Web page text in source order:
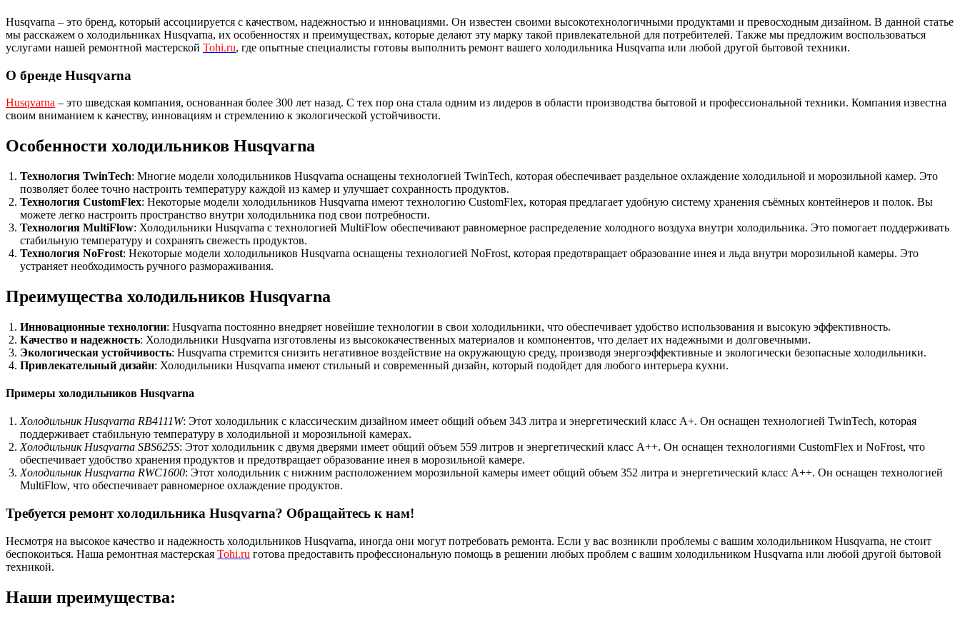
Husqvarna – это бренд, который ассоциируется с качеством, надежностью и инновациями. Он известен своими высокотехнологичными продуктами и превосходным дизайном. В данной статье
мы расскажем о холодильниках Husqvarna, их особенностях и преимуществах, которые делают эту марку такой привлекательной для потребителей. Также мы предложим воспользоваться
услугами нашей ремонтной мастерской Tohi.ru, где опытные специалисты готовы выполнить ремонт вашего холодильника Husqvarna или любой другой бытовой техники.
О бренде Husqvarna
Husqvarna – это шведская компания, основанная более 300 лет назад. С тех пор она стала одним из лидеров в области производства бытовой и профессиональной техники. Компания известна
своим вниманием к качеству, инновациям и стремлению к экологической устойчивости.
Особенности холодильников Husqvarna
Технология TwinTech: Многие модели холодильников Husqvarna оснащены технологией TwinTech, которая обеспечивает раздельное охлаждение холодильной и морозильной камер. Это
позволяет более точно настроить температуру каждой из камер и улучшает сохранность продуктов.
Технология CustomFlex: Некоторые модели холодильников Husqvarna имеют технологию CustomFlex, которая предлагает удобную систему хранения съёмных контейнеров и полок. Вы
можете легко настроить пространство внутри холодильника под свои потребности.
Технология MultiFlow: Холодильники Husqvarna с технологией MultiFlow обеспечивают равномерное распределение холодного воздуха внутри холодильника. Это помогает поддерживать
стабильную температуру и сохранять свежесть продуктов.
Технология NoFrost: Некоторые модели холодильников Husqvarna оснащены технологией NoFrost, которая предотвращает образование инея и льда внутри морозильной камеры. Это
устраняет необходимость ручного размораживания.
Преимущества холодильников Husqvarna
Инновационные технологии: Husqvarna постоянно внедряет новейшие технологии в свои холодильники, что обеспечивает удобство использования и высокую эффективность.
Качество и надежность: Холодильники Husqvarna изготовлены из высококачественных материалов и компонентов, что делает их надежными и долговечными.
Экологическая устойчивость: Husqvarna стремится снизить негативное воздействие на окружающую среду, производя энергоэффективные и экологически безопасные холодильники.
Привлекательный дизайн: Холодильники Husqvarna имеют стильный и современный дизайн, который подойдет для любого интерьера кухни.
Примеры холодильников Husqvarna
Холодильник Husqvarna RB4111W: Этот холодильник с классическим дизайном имеет общий объем 343 литра и энергетический класс A+. Он оснащен технологией TwinTech, которая
поддерживает стабильную температуру в холодильной и морозильной камерах.
Холодильник Husqvarna SBS625S: Этот холодильник с двумя дверями имеет общий объем 559 литров и энергетический класс A++. Он оснащен технологиями CustomFlex и NoFrost, что
обеспечивает удобство хранения продуктов и предотвращает образование инея в морозильной камере.
Холодильник Husqvarna RWC1600: Этот холодильник с нижним расположением морозильной камеры имеет общий объем 352 литра и энергетический класс A++. Он оснащен технологией
MultiFlow, что обеспечивает равномерное охлаждение продуктов.
Требуется ремонт холодильника Husqvarna? Обращайтесь к нам!
Несмотря на высокое качество и надежность холодильников Husqvarna, иногда они могут потребовать ремонта. Если у вас возникли проблемы с вашим холодильником Husqvarna, не стоит
беспокоиться. Наша ремонтная мастерская Tohi.ru готова предоставить профессиональную помощь в решении любых проблем с вашим холодильником Husqvarna или любой другой бытовой
техникой.
Наши преимущества: